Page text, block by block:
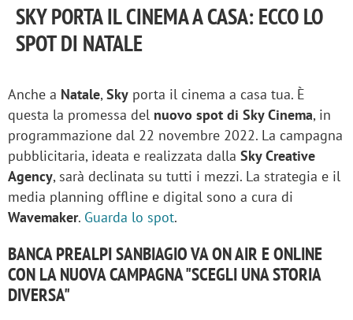
SKY PORTA IL CINEMA A CASA: ECCO LO
SPOT DI NATALE
Anche a Natale,Sky porta il cinema a casa tua. È
questa la promessa del nuovo spot di Sky Cinema, in
programmazione dal 22 novembre 2022. La campagna
pubblicitaria, ideata e realizzata dalla Sky Creative
Agency, sarà declinata su tutti i mezzi. La strategia e il
media planning offline e digital sono a cura di
Wavemaker. Guarda lo spot.
BANCA PREALPI SANBIAGIO VA ON AIR E ONLINE
CON LA NUOVA CAMPAGNA "SCEGLI UNA STORIA
DIVERSA"